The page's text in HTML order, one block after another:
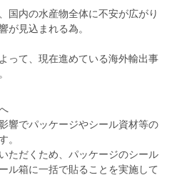
国内の水産物全体に不安が広がり
が見込まれる為。
って、現在進めている海外輸出事
響でパッケージやシール資材等の
。
ただくため、パッケージのシール
ル箱に一括で貼ることを実施して